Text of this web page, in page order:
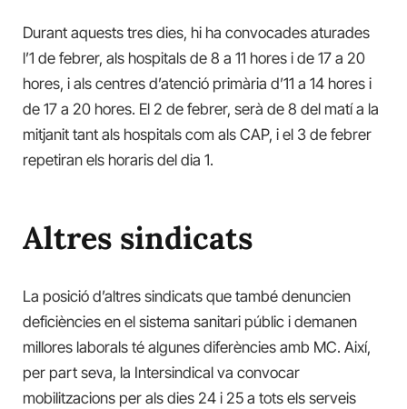
Durant aquests tres dies, hi ha convocades aturades
l’1 de febrer, als hospitals de 8 a 11 hores i de 17 a 20
hores, i als centres d’atenció primària d’11 a 14 hores i
de 17 a 20 hores. El 2 de febrer, serà de 8 del matí a la
mitjanit tant als hospitals com als CAP, i el 3 de febrer
repetiran els horaris del dia 1.
Altres sindicats
La posició d’altres sindicats que també denuncien
deficiències en el sistema sanitari públic i demanen
millores laborals té algunes diferències amb MC. Així,
per part seva, la Intersindical va convocar
mobilitzacions per als dies 24 i 25 a tots els serveis